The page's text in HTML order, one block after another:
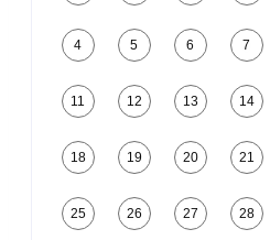
4 5 6 7
11 12 13 14
18 19 20 21
25 26 27 28